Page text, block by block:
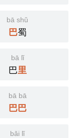
bā shǔ
巴蜀
bā lǐ
巴里
bā bā
巴巴
bǎi lǐ